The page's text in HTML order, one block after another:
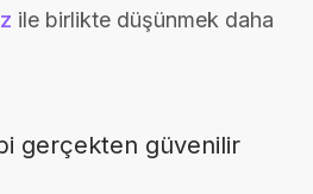
ile birlikte düşünmek daha
gerçekten güvenilir